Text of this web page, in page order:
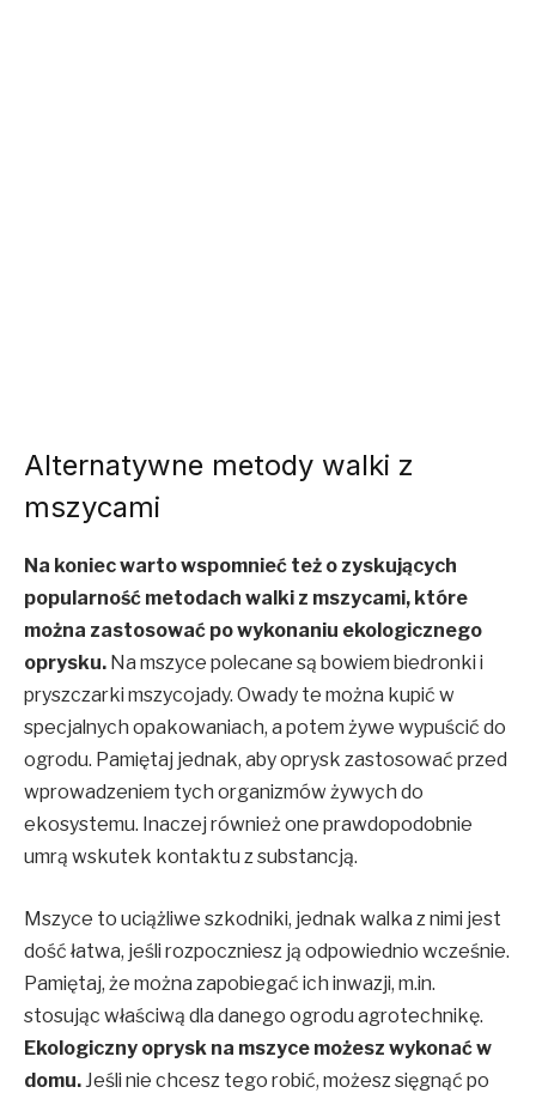
Alternatywne metody walki z
mszycami
Na koniec warto wspomnieć też o zyskujących
popularność metodach walki z mszycami, które
można zastosować po wykonaniu ekologicznego
oprysku. Na mszyce polecane są bowiem biedronki i
pryszczarki mszycojady. Owady te można kupić w
specjalnych opakowaniach, a potem żywe wypuścić do
ogrodu. Pamiętaj jednak, aby oprysk zastosować przed
wprowadzeniem tych organizmów żywych do
ekosystemu. Inaczej również one prawdopodobnie
umrą wskutek kontaktu z substancją.
Mszyce to uciążliwe szkodniki, jednak walka z nimi jest
dość łatwa, jeśli rozpoczniesz ją odpowiednio wcześnie.
Pamiętaj, że można zapobiegać ich inwazji, m.in.
stosując właściwą dla danego ogrodu agrotechnikę.
Ekologiczny oprysk na mszyce możesz wykonać w
domu.Jeśli nie chcesz tego robić, możesz sięgnąć po